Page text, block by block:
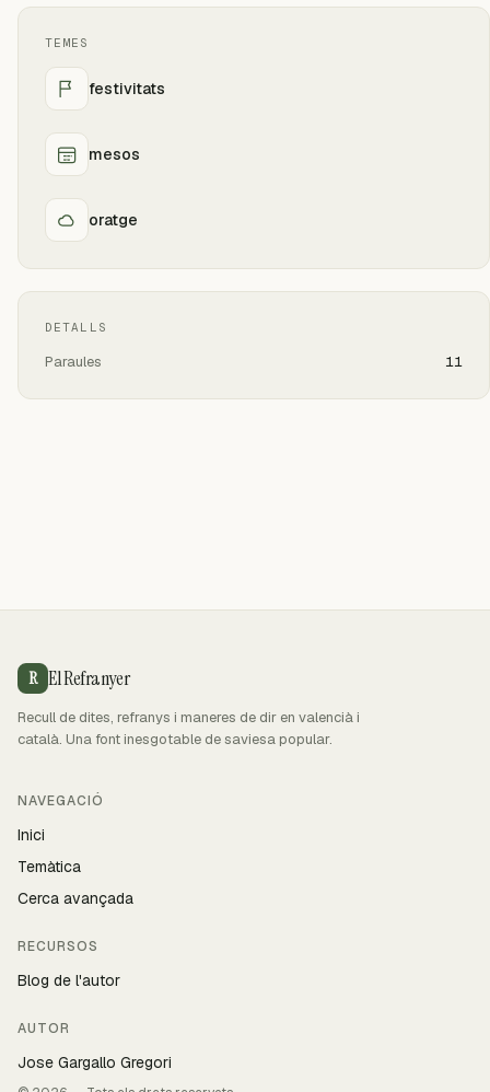
TEMES
festivitats
mesos
oratge
DETALLS
Paraules 11
R El Refranyer
Recull de dites, refranys i maneres de dir en valencià i
català. Una font inesgotable de saviesa popular.
NAVEGACIÓ
Inici
Temàtica
Cerca avançada
RECURSOS
Blog de l'autor
AUTOR
Jose Gargallo Gregori